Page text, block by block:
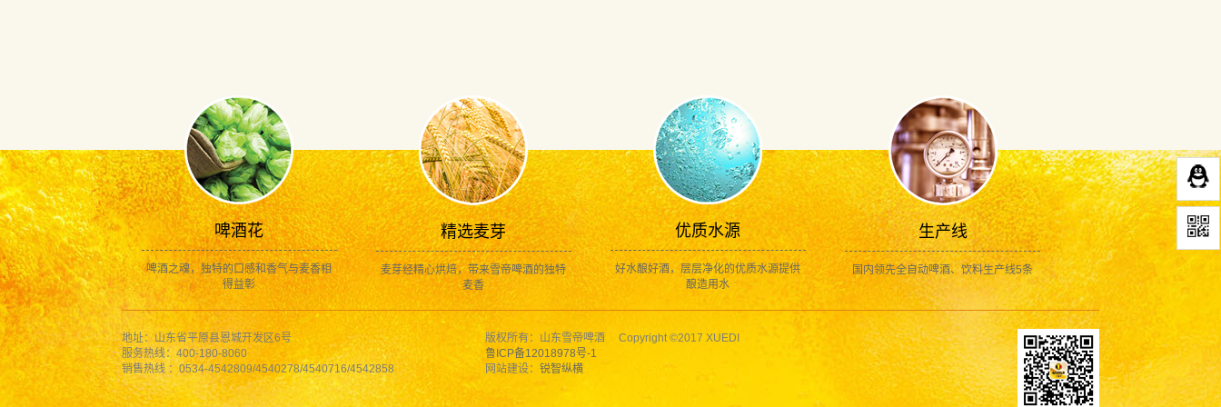
啤酒花
啤酒之魂，独特的口感和香气与麦香相
得益彰
精选麦芽
麦芽经精心烘焙，带来雪帝啤酒的独特
麦香
优质水源
好水酿好酒，层层净化的优质水源提供
酿造用水
生产线
国内领先全自动啤酒、饮料生产线5条
地址：山东省平原县恩城开发区6号
服务热线：400-180-8060
销售热线 ：0534-4542809/4540278/4540716/4542858
版权所有：山东雪帝啤酒 Copyright ©2017 XUEDI
鲁ICP备12018978号-1
网站建设：锐智纵横